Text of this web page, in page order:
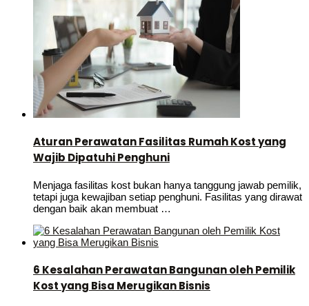
Aturan Perawatan Fasilitas Rumah Kost yang
Wajib Dipatuhi Penghuni
Menjaga fasilitas kost bukan hanya tanggung jawab pemilik,
tetapi juga kewajiban setiap penghuni. Fasilitas yang dirawat
dengan baik akan membuat …
6 Kesalahan Perawatan Bangunan oleh Pemilik
Kost yang Bisa Merugikan Bisnis